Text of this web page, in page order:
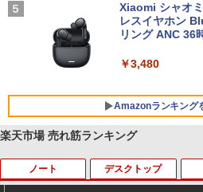
Xiaomi シャオ
レスイヤホン
リング ANC 36
￥3,480
Amazonランキング
BRUCE
[Explicit]
【Amazon.co.jp
ET ラベルレス
薬屋のひとりご
ンガンコミック
楽天市場 売れ筋ランキング
ノート デスクトップ